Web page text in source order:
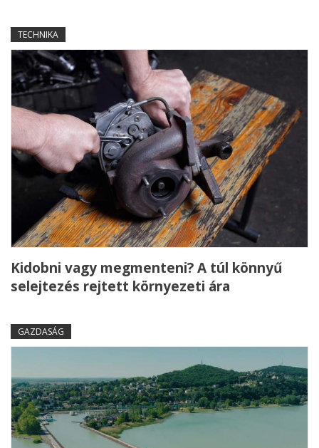
TECHNIKA
Kidobni vagy megmenteni? A túl könnyű
selejtezés rejtett környezeti ára
GAZDASÁG